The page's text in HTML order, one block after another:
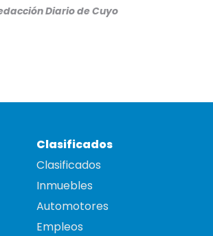
Diario de Cuyo
Clasificados
Clasificados
Inmuebles
Automotores
Empleos